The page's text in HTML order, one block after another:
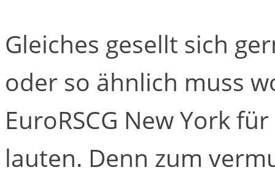
Gleiches gesellt sich
oder so ähnlich muss
EuroRSCG New York
lauten. Denn zum